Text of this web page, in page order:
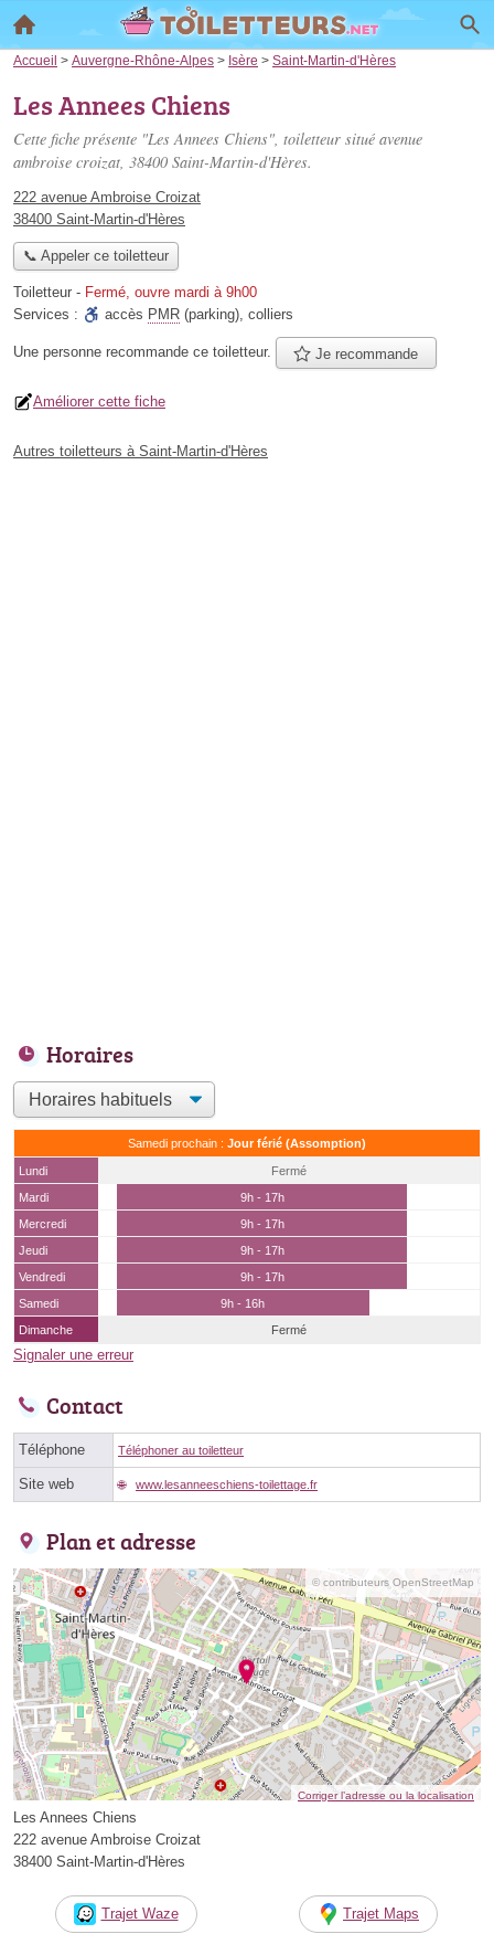
Accueil > Auvergne-Rhône-Alpes > Isère > Saint-Martin-d'Hères
Les Annees Chiens
Cette fiche présente "Les Annees Chiens", toiletteur situé avenue
ambroise croizat, 38400 Saint-Martin-d'Hères.
222 avenue Ambroise Croizat
38400 Saint-Martin-d'Hères
📞 Appeler ce toiletteur
Toiletteur - Fermé, ouvre mardi à 9h00
Services :
accès PMR (parking), colliers
Une personne recommande ce toiletteur. Je recommande
Améliorer cette fiche
Autres toiletteurs à Saint-Martin-d'Hères
Horaires
Samedi prochain : Jour férié (Assomption)
Lundi
Fermé
Mardi
9h - 17h
Mercredi
9h - 17h
Jeudi
9h - 17h
Vendredi
9h - 17h
Samedi
9h - 16h
Dimanche
Fermé
Signaler une erreur
Contact
Téléphone Téléphoner au toiletteur
Site web www.lesanneeschiens-toilettage.fr
Plan et adresse
© contributeurs OpenStreetMap
Corriger l’adresse ou la localisation
Les Annees Chiens
222 avenue Ambroise Croizat
38400 Saint-Martin-d'Hères
Trajet Waze Trajet Maps